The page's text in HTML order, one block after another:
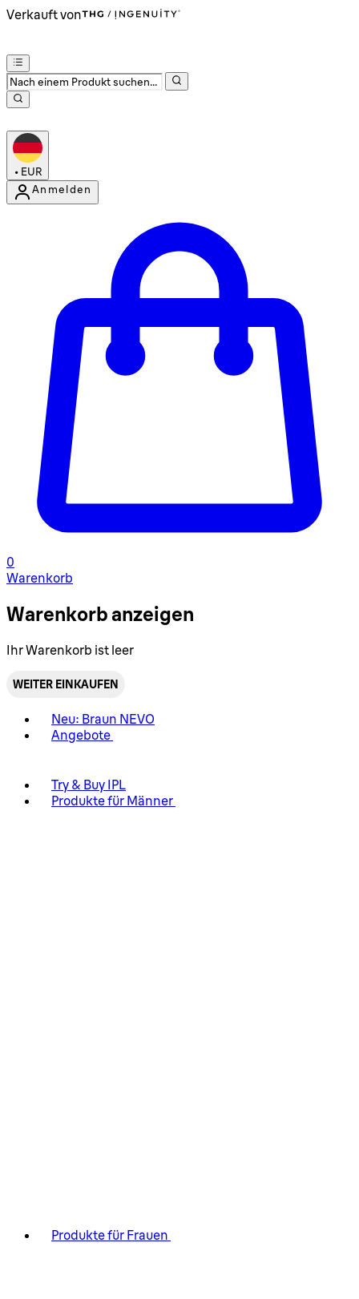
Verkauft von
• EUR
Anmelden
0
Warenkorb
Warenkorb anzeigen
Ihr Warenkorb ist leer
WEITER EINKAUFEN
Neu: Braun NEVO
Angebote
Try & Buy IPL
Produkte für Männer
Produkte für Frauen